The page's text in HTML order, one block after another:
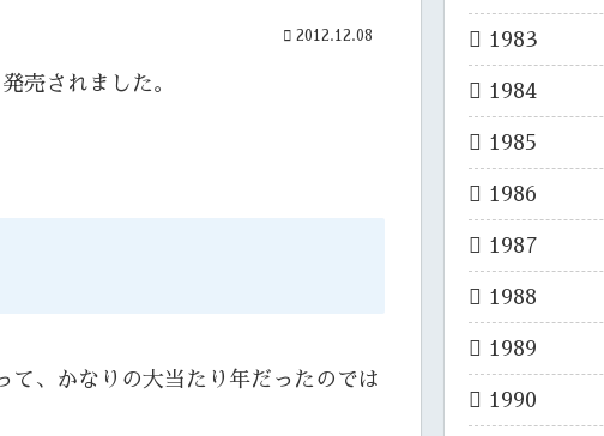
2012.12.08
売されました。
、かなりの大当たり年だったのでは
1983
1984
1985
1986
1987
1988
1989
1990